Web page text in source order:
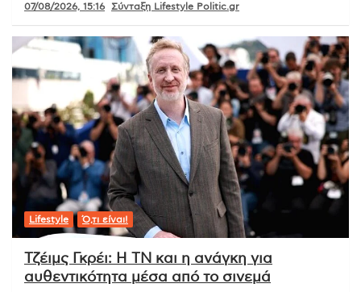
07/08/2026, 15:16 Σύνταξη Lifestyle Politic.gr
Lifestyle Ό,τι είναι!
Τζέιμς Γκρέι: Η ΤΝ και η ανάγκη για
αυθεντικότητα μέσα από το σινεμά